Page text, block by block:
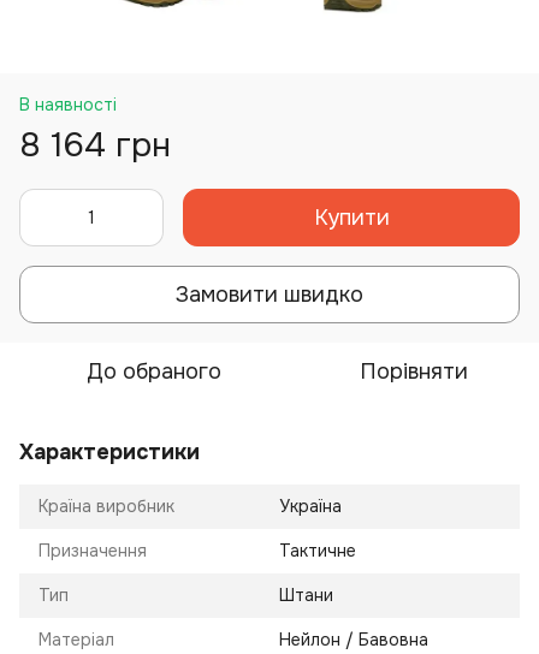
В наявності
8 164 грн
Купити
Замовити швидко
До обраного Порівняти
Характеристики
Країна виробник Україна
Призначення Тактичне
Тип Штани
Матеріал Нейлон / Бавовна